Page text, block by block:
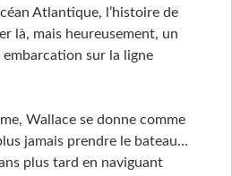
Atlantique, l’histoire de
là, mais heureusement, un
sur la ligne
Wallace se donne comme
jamais prendre le bateau…
plus tard en naviguant